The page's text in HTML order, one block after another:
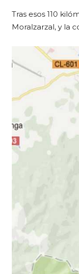
Tras esos 110
Moralzarzal, y la